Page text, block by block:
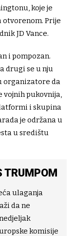
koje je
otvorenom. Prije
JD Vance.
i pompozan.
drugi se u nju
organizatore da
vojnih pukovnija,
i skupina
je održana u
u središtu
TRUMPOM
ulaganja
da ne
komisije